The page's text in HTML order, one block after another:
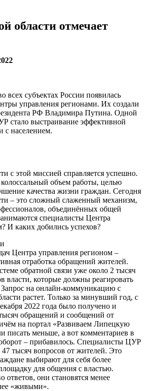
области отмечает
всех субъектах России появилась
управления регионами. Их создали
РФ Владимира Путина. Одной
стало выстраивание эффективной
с населением.
с этой миссией справляется успешно.
колоссальный объем работы, целью
качества жизни граждан. Сегодня
– это сложный слаженный механизм,
объединённых общей
специалисты Центра
И каких добились успехов?
Центра управления регионом –
отработка обращений жителей.
обратной связи уже около 2 тысяч
власти, которые должны реагировать
на онлайн-коммуникацию с
растет. Только за минувший год, с
2022 года было получено и
обращений и сообщений от
на портал «Развиваем Липецкую
писать меньше, а вот комментариев в
– прибавилось. Специалисты ЦУР
47 тысяч вопросов от жителей. Это
выбирают для себя более
для общения с властью.
ответов, они становятся менее
«живыми».